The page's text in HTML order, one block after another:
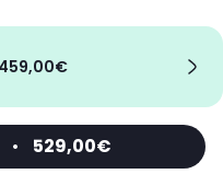
dès 459,00€
• 529,00€